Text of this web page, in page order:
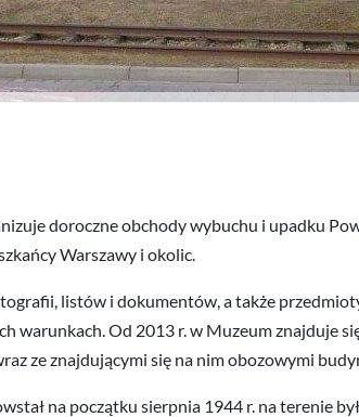
doroczne obchody wybuchu i upadku
Warszawy i okolic.
listów i dokumentów, a także
warunkach. Od 2013 r. w Muzeum znajduje
ze znajdującymi się na nim obozowymi
na początku sierpnia 1944 r. na terenie